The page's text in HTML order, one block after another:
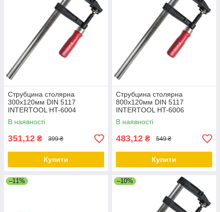
Струбцина столярна
300х120мм DIN 5117
INTERTOOL HT-6004
В наявності
351,12 ₴ 399 ₴
Купити
Струбцина столярна
800х120мм DIN 5117
INTERTOOL HT-6006
В наявності
483,12 ₴ 549 ₴
Купити
–11% –10%